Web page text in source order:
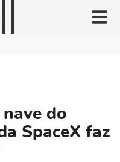
do
SpaceX faz